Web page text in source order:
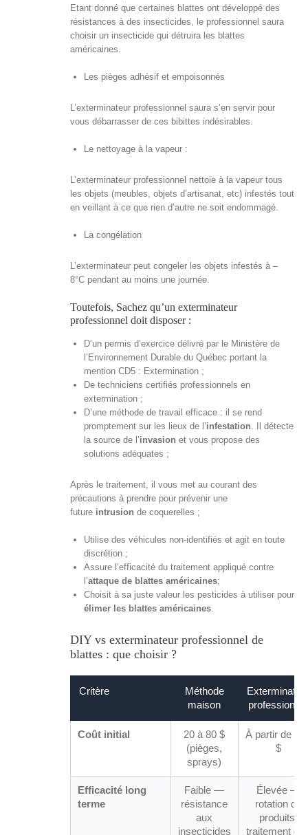
Etant donné que certaines blattes ont développé des
résistances à des insecticides, le professionnel saura
choisir un insecticide qui détruira les blattes
américaines.
Les pièges adhésif et empoisonnés
L’exterminateur professionnel saura s’en servir pour
vous débarrasser de ces bibittes indésirables.
Le nettoyage à la vapeur :
L’exterminateur professionnel nettoie à la vapeur tous
les objets (meubles, objets d’artisanat, etc) infestés tout
en veillant à ce que rien d’autre ne soit endommagé.
La congélation
L’exterminateur peut congeler les objets infestés à –
8°C pendant au moins une journée.
Toutefois, Sachez qu’un exterminateur
professionnel doit disposer :
D’un permis d’exercice délivré par le Ministère de
l’Environnement Durable du Québec portant la
mention CD5 : Extermination ;
De techniciens certifiés professionnels en
extermination ;
D’une méthode de travail efficace : il se rend
promptement sur les lieux de l’infestation . Il détecte
la source de l’invasion et vous propose des
solutions adéquates ;
Après le traitement, il vous met au courant des
précautions à prendre pour prévenir une
future intrusion de coquerelles ;
Utilise des véhicules non-identifiés et agit en toute
discrétion ;
Assure l’efficacité du traitement appliqué contre
l’attaque de blattes américaines;
Choisit à sa juste valeur les pesticides à utiliser pour
élimer les blattes américaines.
DIY vs exterminateur professionnel de
blattes : que choisir ?
Critère
Méthode
maison
professionnel
Coût initial
20 à 80 $
(pièges,
sprays)
À partir de
$
Efficacité long
terme
Faible —
résistance
aux
insecticides
Élevée —
rotation de
produits,
traitement